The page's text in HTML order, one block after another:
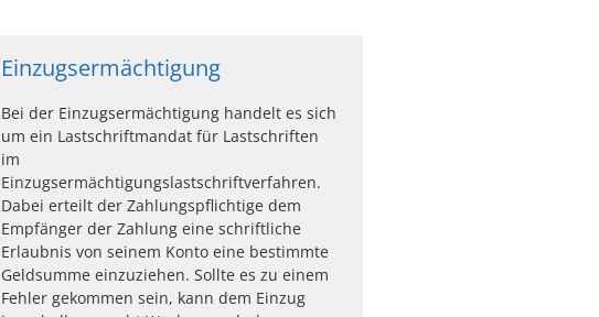
Einzugsermächtigung
Bei der Einzugsermächtigung handelt es sich
um ein Lastschriftmandat für Lastschriften
im
Einzugsermächtigungslastschriftverfahren.
Dabei erteilt der Zahlungspflichtige dem
Empfänger der Zahlung eine schriftliche
Erlaubnis von seinem Konto eine bestimmte
Geldsumme einzuziehen. Sollte es zu einem
Fehler gekommen sein, kann dem Einzug